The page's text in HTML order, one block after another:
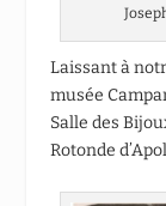
Laissant à
musée
Salle des
Rotonde